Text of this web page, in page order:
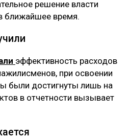
решение власти
ближайшее время.
эффективность расходов
при освоении
были достигнуты лишь на
в отчетности вызывает